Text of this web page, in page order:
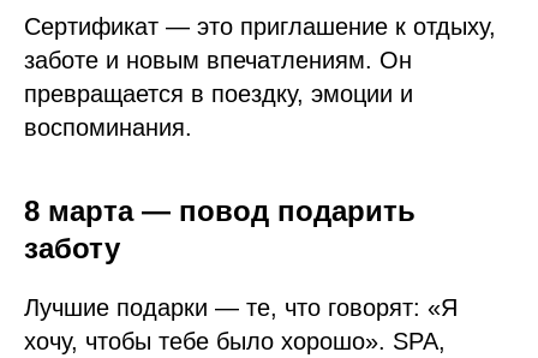
Сертификат — это приглашение к отдыху,
заботе и новым впечатлениям. Он
превращается в поездку, эмоции и
воспоминания.
8 марта — повод подарить
заботу
Лучшие подарки — те, что говорят: «Я
хочу, чтобы тебе было хорошо». SPA,